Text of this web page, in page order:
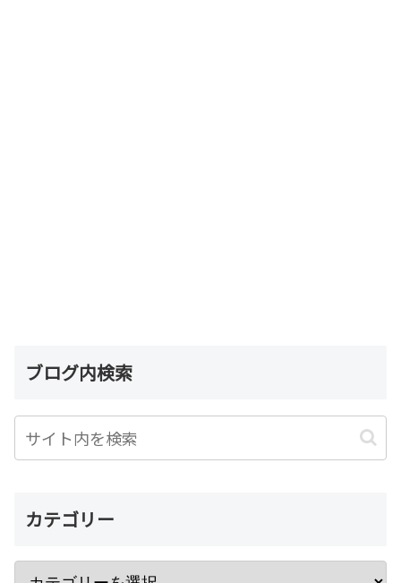
ブログ内検索
カテゴリー